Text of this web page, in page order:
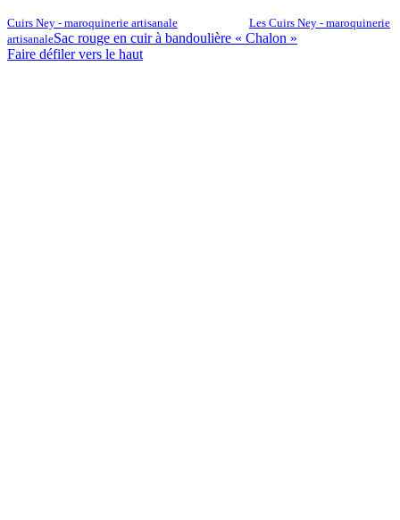
Cuirs Ney - maroquinerie artisanale
Les Cuirs Ney - maroquinerie
artisanaleSac rouge en cuir à bandoulière « Chalon »
Faire défiler vers le haut